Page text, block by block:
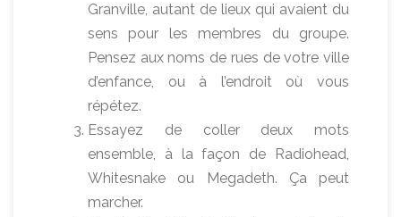
Granville, autant de lieux qui avaient du
sens pour les membres du groupe.
Pensez aux noms de rues de votre ville
d’enfance, ou à l’endroit où vous
répétez.
Essayez de coller deux mots
ensemble, à la façon de Radiohead,
Whitesnake ou Megadeth. Ça peut
marcher.